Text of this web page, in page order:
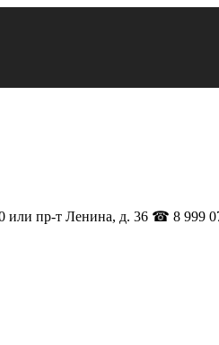
или пр-т Ленина, д. 36 ☎ 8 999